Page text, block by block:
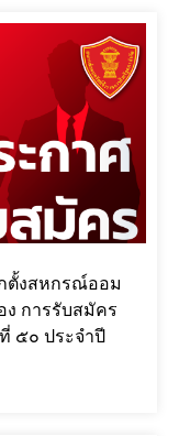
ตั้งสหกรณ์ออม
ง การรับสมัคร
๕๐ ประจำปี